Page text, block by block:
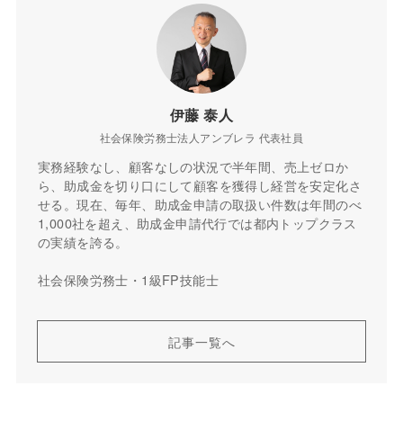
伊藤 泰人
社会保険労務士法人アンブレラ 代表社員
実務経験なし、顧客なしの状況で半年間、売上ゼロか
ら、助成金を切り口にして顧客を獲得し経営を安定化さ
せる。現在、毎年、助成金申請の取扱い件数は年間のべ
1,000社を超え、助成金申請代行では都内トップクラス
の実績を誇る。
社会保険労務士・1級FP技能士
記事一覧へ